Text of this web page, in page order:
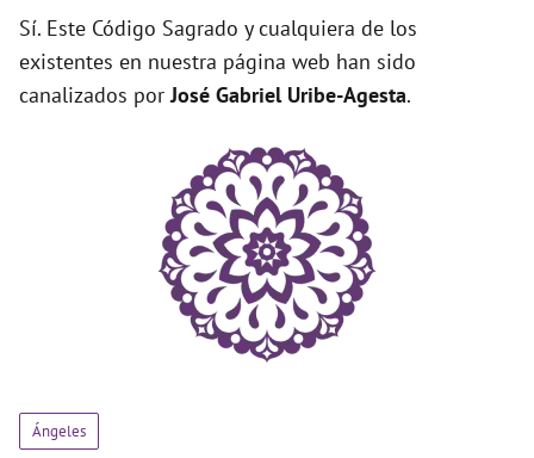
Sí. Este Código Sagrado y cualquiera de los
existentes en nuestra página web han sido
canalizados porJosé Gabriel Uribe-Agesta.
Ángeles